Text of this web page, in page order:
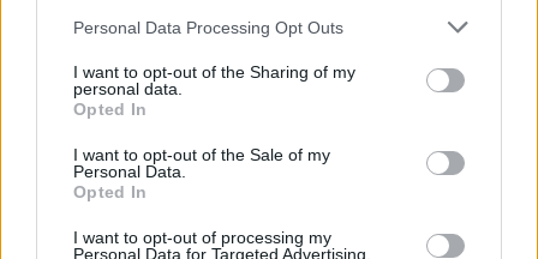
This information may also be disclosed by us to third parties
disclose it to other third parties.
Please note that this website/app uses one or more Google
services and may gather and store information including but
not limited to your visit or usage behaviour. You may click to
grant or deny consent to Google and its third-party tags to
consent section.
Personal Data Processing Opt Outs
I want to opt-out of the Sharing of my
personal data.
Opted In
I want to opt-out of the Sale of my
Personal Data.
Opted In
I want to opt-out of processing my
Personal Data for Targeted Advertising.
Ritorno a scuola senza stress: il
decalogo dei pediatri